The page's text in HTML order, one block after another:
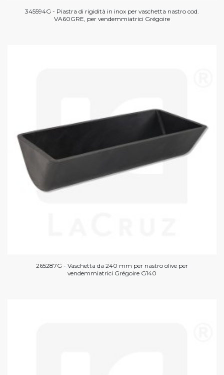
345594G - Piastra di rigidità in inox per vaschetta nastro cod.
VA60GRE, per vendemmiatrici Grégoire
265287G - Vaschetta da 240 mm per nastro olive per
vendemmiatrici Grégoire G140